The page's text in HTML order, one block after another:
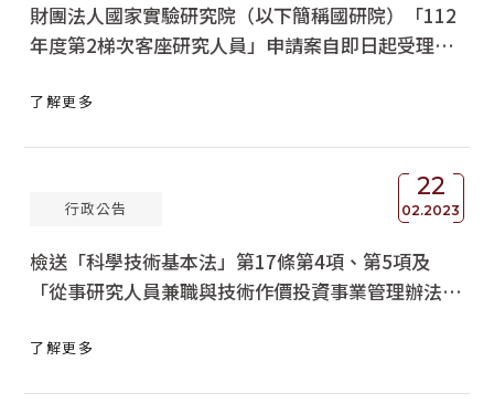
財團法人國家實驗研究院（以下簡稱國研院）「112
年度第2梯次客座研究人員」申請案自即日起受理，
申請資料送至研究發展處辦理，請查照。
了解更多
22
02.2023
行政公告
檢送「科學技術基本法」第17條第4項、第5項及
「從事研究人員兼職與技術作價投資事業管理辦法」
了解更多